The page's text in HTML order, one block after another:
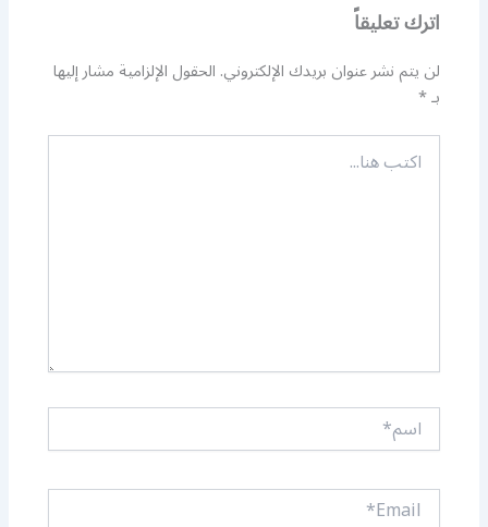
اترك تعليقاً
لن يتم نشر عنوان بريدك الإلكتروني.الحقول الإلزامية مشار إليها
بـ*
اكتب
هنا...
اسم*
Email*